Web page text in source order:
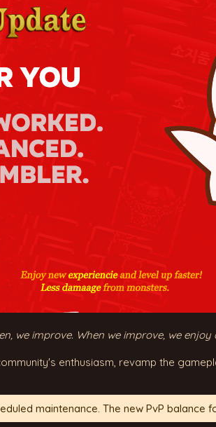
we improve. When we improve, we enjoy
enthusiasm, revamp the
maintenance. The new PvP balance